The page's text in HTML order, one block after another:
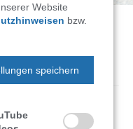
aus dem
Website
bzw.
speichern